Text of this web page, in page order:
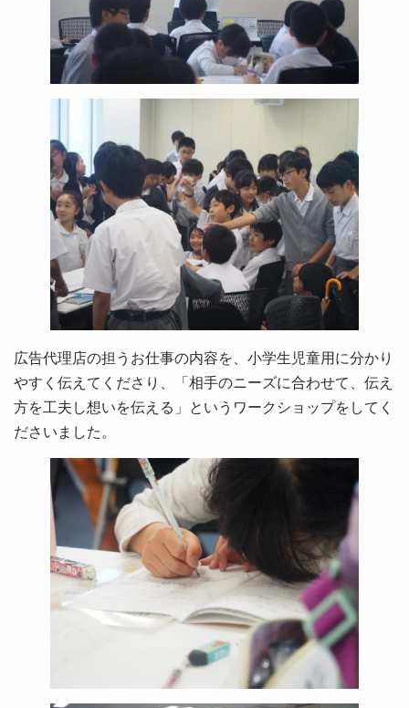
広告代理店の担うお仕事の内容を、小学生児童用に分かり
やすく伝えてくださり、「相手のニーズに合わせて、伝え
方を工夫し想いを伝える」というワークショップをしてく
ださいました。